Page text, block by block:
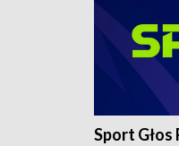
Sport Głos